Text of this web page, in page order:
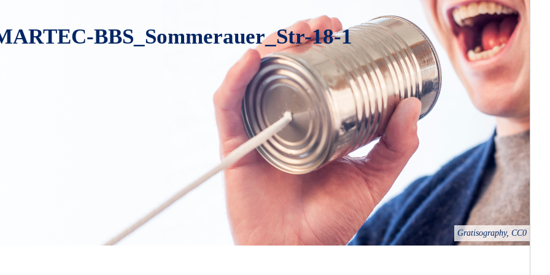
BBS_Sommerauer_Str-18-1
Gratisography, CC0